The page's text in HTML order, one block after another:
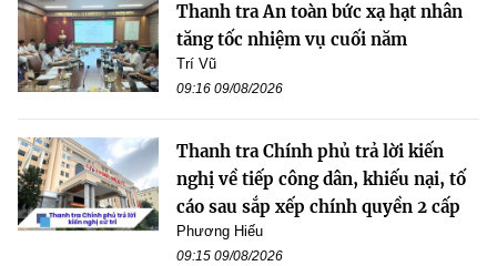
Thanh tra An toàn bức xạ hạt nhân
tăng tốc nhiệm vụ cuối năm
Trí Vũ
09:16 09/08/2026
Thanh tra Chính phủ trả lời kiến
nghị về tiếp công dân, khiếu nại, tố
cáo sau sắp xếp chính quyền 2 cấp
Phương Hiếu
09:15 09/08/2026